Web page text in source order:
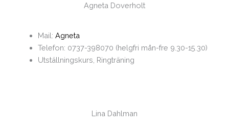
Agneta Doverholt
Mail: Agneta
Telefon: 0737-398070 (helgfri mån-fre 9.30-15.30)
Utställningskurs, Ringträning
Lina Dahlman